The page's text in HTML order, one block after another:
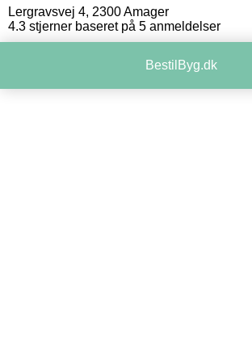
Lergravsvej 4, 2300Amager
4.3 stjerner baseret på 5 anmeldelser
BestilByg.dk